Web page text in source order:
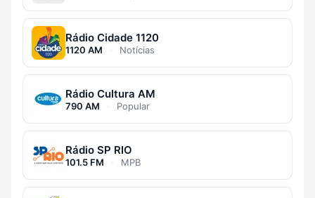
Rádio Cidade 1120
1120 AM · Notícias
Rádio Cultura AM
790 AM · Popular
Rádio SP RIO
101.5 FM · MPB